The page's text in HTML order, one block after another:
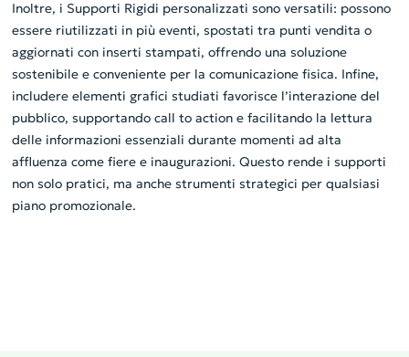
Inoltre, i Supporti Rigidi personalizzati sono versatili: possono
essere riutilizzati in più eventi, spostati tra punti vendita o
aggiornati con inserti stampati, offrendo una soluzione
sostenibile e conveniente per la comunicazione fisica. Infine,
includere elementi grafici studiati favorisce l’interazione del
pubblico, supportando call to action e facilitando la lettura
delle informazioni essenziali durante momenti ad alta
affluenza come fiere e inaugurazioni. Questo rende i supporti
non solo pratici, ma anche strumenti strategici per qualsiasi
piano promozionale.